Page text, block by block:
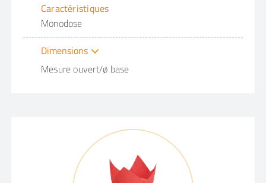
Caractéristiques
Monodose
Dimensions
Mesure ouvert/ø base